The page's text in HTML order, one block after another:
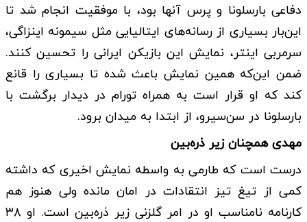
دفاعی بارسلونا و پرس آنها بود، با موفقیت انجام شد تا
این‌بار بسیاری از رسانه‌های ایتالیایی مثل سیمونه اینزاگی،
سرمربی اینتر، نمایش این بازیکن ایرانی را تحسین کنند.
ضمن این‌که همین نمایش باعث شده تا بسیاری را قانع
کند که او قرار است به همراه تورام در دیدار برگشت با
بارسلونا در سن‌سیرو، از ابتدا به میدان برود.
مهدی همچنان زیر ذره‌بین
درست است که طارمی به واسطه نمایش اخیری که داشته
کمی از تیغ تیز انتقادات در امان مانده ولی هنوز هم
کارنامه نامناسب او در امر گلزنی زیر ذره‌بین است. او ۳۸